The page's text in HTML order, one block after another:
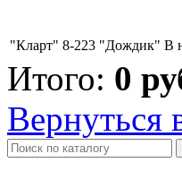
"Кларт" 8-223 "Дождик" В
Итого: 0
Вернуться